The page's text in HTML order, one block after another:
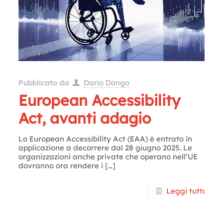
Pubblicato da Dario Dongo
European Accessibility
Act, avanti adagio
Lo European Accessibility Act (EAA) è entrato in
applicazione a decorrere dal 28 giugno 2025. Le
organizzazioni anche private che operano nell’UE
dovranno ora rendere i […]
Leggi tutto